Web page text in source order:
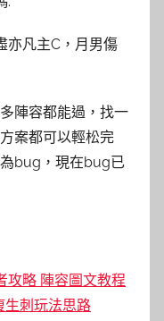
亦凡主C，月男傷
陣容都能過，找一
案都可以輕松完
bug，現在bug已
攻略 陣容圖文教程
生刺玩法思路